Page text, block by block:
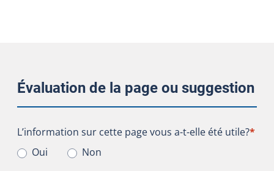
Évaluation de la page ou suggestion
L’information sur cette page vous a-t-elle été utile?
L’information sur cette page vous a-t-elle été utile?*
Oui
Non